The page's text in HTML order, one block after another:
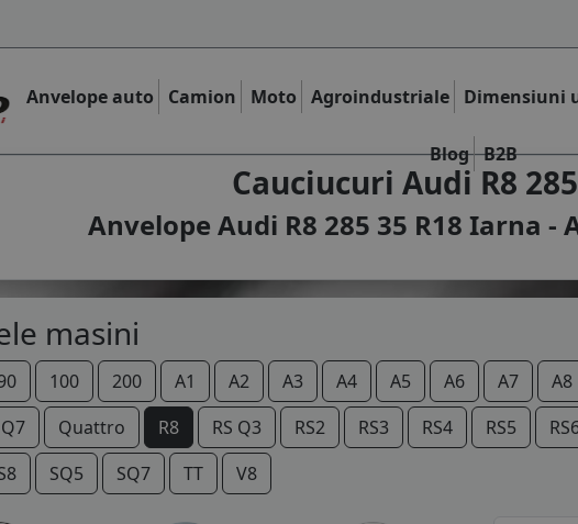
Anvelope auto Camion Moto Agroindustriale Dimensiuni
Blog B2B
Cauciucuri Audi R8
Anvelope Audi R8 285 35 R18 Iarna -
masini
100 200 A1 A2 A3 A4 A5 A6 A7 A8
Q7 Quattro R8 RS Q3 RS2 RS3 RS4 RS5
SQ5 SQ7 TT V8